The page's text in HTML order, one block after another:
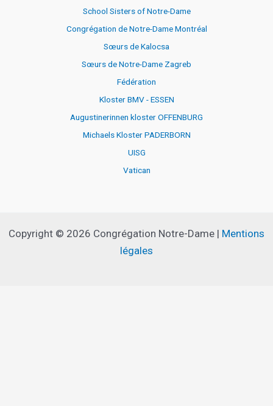
School Sisters of Notre-Dame
Congrégation de Notre-Dame Montréal
Sœurs de Kalocsa
Sœurs de Notre-Dame Zagreb
Fédération
Kloster BMV - ESSEN
Augustinerinnen kloster OFFENBURG
Michaels Kloster PADERBORN
UISG
Vatican
Copyright © 2026 Congrégation Notre-Dame | Mentions
légales